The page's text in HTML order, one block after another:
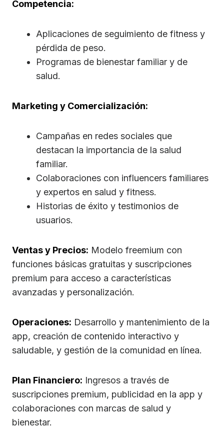
Competencia:
Aplicaciones de seguimiento de fitness y
pérdida de peso.
Programas de bienestar familiar y de
salud.
Marketing y Comercialización:
Campañas en redes sociales que
destacan la importancia de la salud
familiar.
Colaboraciones con influencers familiares
y expertos en salud y fitness.
Historias de éxito y testimonios de
usuarios.
Ventas y Precios: Modelo freemium con
funciones básicas gratuitas y suscripciones
premium para acceso a características
avanzadas y personalización.
Operaciones: Desarrollo y mantenimiento de la
app, creación de contenido interactivo y
saludable, y gestión de la comunidad en línea.
Plan Financiero: Ingresos a través de
suscripciones premium, publicidad en la app y
colaboraciones con marcas de salud y
bienestar.